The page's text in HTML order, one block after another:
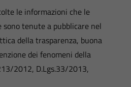
le informazioni che le
tenute a pubblicare nel
della trasparenza, buona
dei fenomeni della
2012, D.Lgs.33/2013,